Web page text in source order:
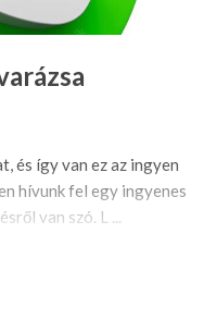
és így van ez az ingyen
hívunk fel egy ingyenes
van szó. L ...